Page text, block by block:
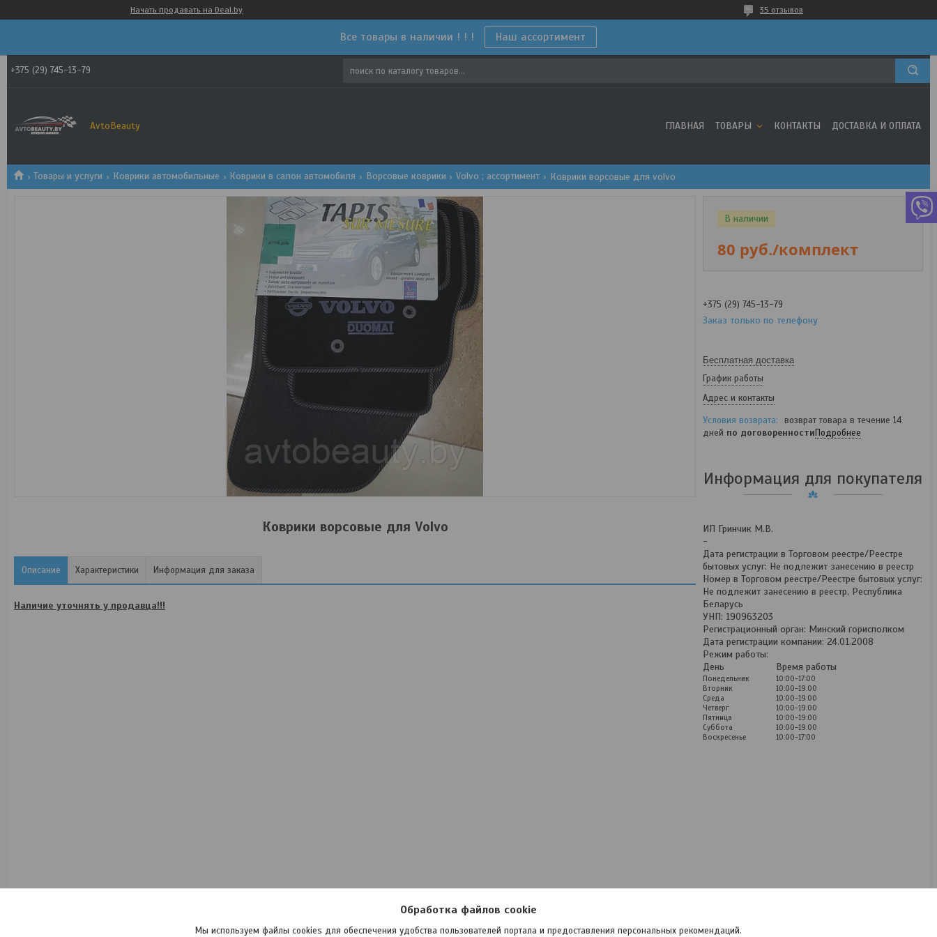
Начать продавать на Deal.by 35 отзывов
Все товары в наличии ! ! ! Наш ассортимент
+375 (29) 745-13-79
AvtoBeauty ГЛАВНАЯ ТОВАРЫ КОНТАКТЫ ДОСТАВКА И ОПЛАТА
Товары и услуги Коврики автомобильные Коврики в салон автомобиля Ворсовые коврики Volvo ; ассортимент Коврики ворсовые для volvo
Коврики ворсовые для Volvo
Описание Характеристики Информация для заказа
Наличие уточнять у продавца!!!
В наличии
80 руб./комплект
+375 (29) 745-13-79
Заказ только по телефону
Бесплатная доставка
График работы
Адрес и контакты
возврат товара в течение 14
дней по договоренностиПодробнее
Информация для покупателя
ИП Гринчик М.В.
-
Дата регистрации в Торговом реестре/Реестре
бытовых услуг: Не подлежит занесению в реестр
Номер в Торговом реестре/Реестре бытовых услуг:
Не подлежит занесению в реестр, Республика
Беларусь
УНП: 190963203
Регистрационный орган: Минский горисполком
Дата регистрации компании: 24.01.2008
Режим работы:
День
Время работы
Понедельник
10:00-17:00
Вторник
10:00-19:00
Среда
10:00-19:00
Четверг
10:00-19:00
Пятница
10:00-19:00
Суббота
10:00-19:00
Воскресенье
10:00-17:00
Обработка файлов cookie
Мы используем файлы cookies для обеспечения удобства пользователей портала и предоставления персональных рекомендаций.